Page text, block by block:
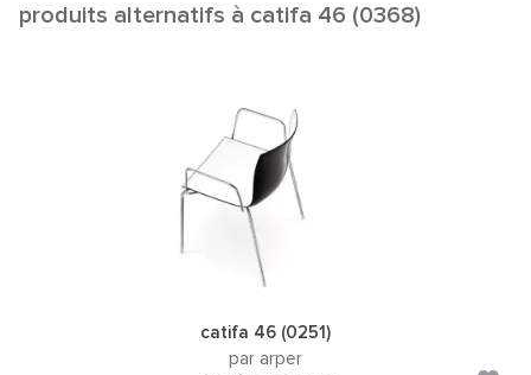
produits alternatifs à catifa 46 (0368)
catifa 46 (0251)
par arper